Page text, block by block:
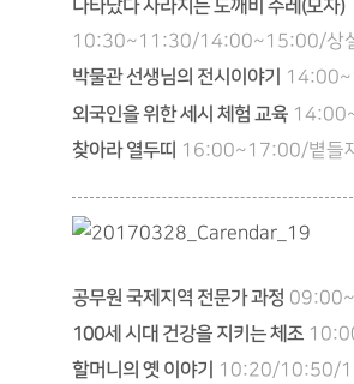
나타났다 사라지는 도깨비 수레(모자)
10:30~11:30/14:00~15:00/상
박물관 선생님의 전시이야기
외국인을 위한 세시 체험 교육
찾아라 열두띠 16:00~17:00/볕들
공무원 국제지역 전문가 과정
100세 시대 건강을 지키는 체조
할머니의 옛 이야기 10:20/10:50/